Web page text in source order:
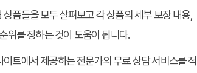
품들을 모두 살펴보고 각 상품의 세부 보장 내용,
위를 정하는 것이 도움이 됩니다.
트에서 제공하는 전문가의 무료 상담 서비스를 적